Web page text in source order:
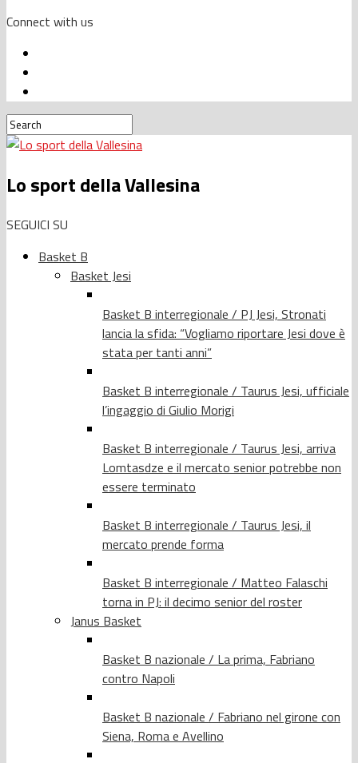
Connect with us
Lo sport della Vallesina
SEGUICI SU
Basket B
Basket Jesi
Basket B interregionale / PJ Jesi, Stronati
lancia la sfida: “Vogliamo riportare Jesi dove è
stata per tanti anni”
Basket B interregionale / Taurus Jesi, ufficiale
l’ingaggio di Giulio Morigi
Basket B interregionale / Taurus Jesi, arriva
Lomtasdze e il mercato senior potrebbe non
essere terminato
Basket B interregionale / Taurus Jesi, il
mercato prende forma
Basket B interregionale / Matteo Falaschi
torna in PJ: il decimo senior del roster
Janus Basket
Basket B nazionale / La prima, Fabriano
contro Napoli
Basket B nazionale / Fabriano nel girone con
Siena, Roma e Avellino